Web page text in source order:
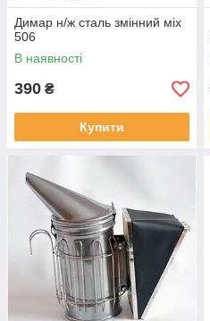
Димар н/ж сталь змінний міх
506
В наявності
390 ₴
Купити